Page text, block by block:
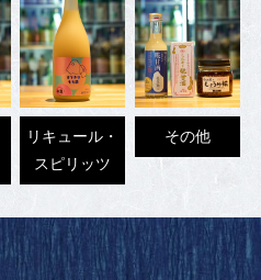
リキュール・
スピリッツ
その他